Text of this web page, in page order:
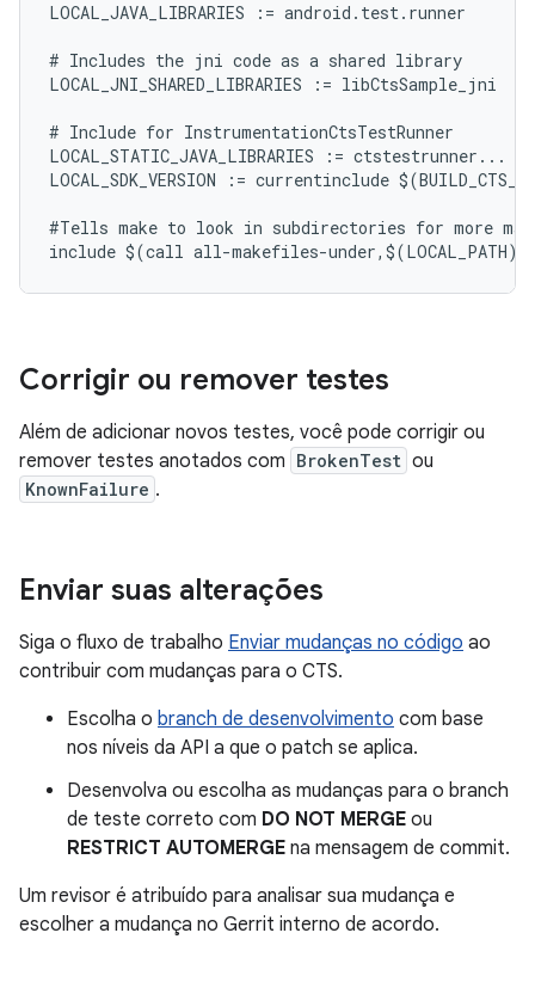
LOCAL_JAVA_LIBRARIES := android.test.runner
# Includes the jni code as a shared library
LOCAL_JNI_SHARED_LIBRARIES := libCtsSample_jni
# Include for InstrumentationCtsTestRunner
LOCAL_STATIC_JAVA_LIBRARIES := ctstestrunner...
LOCAL_SDK_VERSION := currentinclude
#Tells make to look in subdirectories for more
Corrigir ou remover testes
Além de adicionar novos testes, você pode corrigir ou
remover testes anotados com BrokenTest ou
KnownFailure .
Enviar suas alterações
Siga o fluxo de trabalho Enviar mudanças no código ao
contribuir com mudanças para o CTS.
Escolha o branch de desenvolvimento com base
nos níveis da API a que o patch se aplica.
Desenvolva ou escolha as mudanças para o branch
de teste correto com DO NOT MERGE ou
RESTRICT AUTOMERGE na mensagem de commit.
Um revisor é atribuído para analisar sua mudança e
escolher a mudança no Gerrit interno de acordo.